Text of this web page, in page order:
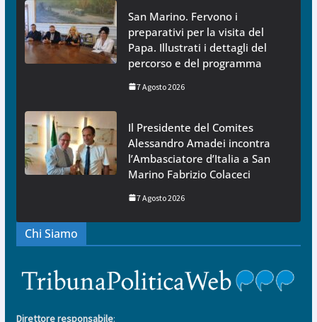
San Marino. Fervono i
preparativi per la visita del
Papa. Illustrati i dettagli del
percorso e del programma
7 Agosto 2026
Il Presidente del Comites
Alessandro Amadei incontra
l’Ambasciatore d’Italia a San
Marino Fabrizio Colaceci
7 Agosto 2026
Chi Siamo
Direttore responsabile: